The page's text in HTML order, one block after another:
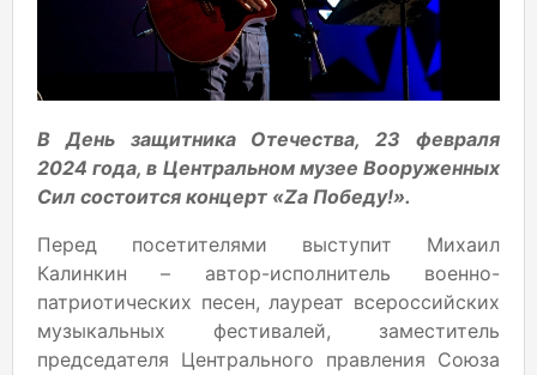
В День защитника Отечества, 23 февраля
2024 года, в Центральном музее Вооруженных
Сил состоится концерт «Zа Победу!».
Перед посетителями выступит Михаил
Калинкин – автор-исполнитель военно-
патриотических песен, лауреат всероссийских
музыкальных фестивалей, заместитель
председателя Центрального правления Союза